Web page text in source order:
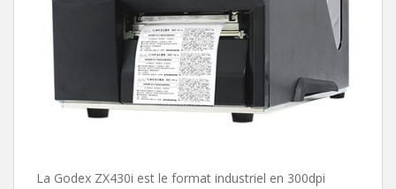
La Godex ZX430i est le format industriel en 300dpi